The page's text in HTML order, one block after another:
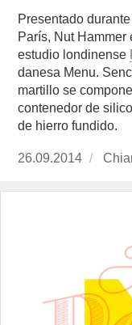
Presentado
París, Nut Hammer
estudio londinense
danesa Menu.
martillo se
contenedor de
de hierro fundido.
Publicado
26.09.2014